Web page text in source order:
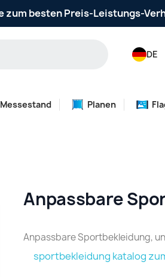
zum besten Preis-Leistungs-
DE
Messestand Planen
Anpassbare
Anpassbare Sportbekleidung,
sportbekleidung katalog